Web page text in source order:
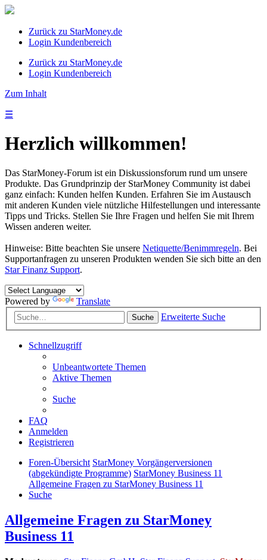
Zurück zu StarMoney.de
Login Kundenbereich
Zurück zu StarMoney.de
Login Kundenbereich
Zum Inhalt
☰
Herzlich willkommen!
Das StarMoney-Forum ist ein Diskussionsforum rund um unsere
Produkte. Das Grundprinzip der StarMoney Community ist dabei
ganz einfach: Kunden helfen Kunden. Erfahren Sie im Austausch
mit anderen Kunden viele nützliche Hilfestellungen und interessante
Tipps und Tricks. Stellen Sie Ihre Fragen und helfen Sie mit Ihrem
Wissen anderen weiter.
Hinweise: Bitte beachten Sie unsere Netiquette/Benimmregeln. Bei
Supportanfragen zu unseren Produkten wenden Sie sich bitte an den
Star Finanz Support.
Powered by Translate
Suche Erweiterte Suche
Schnellzugriff
Unbeantwortete Themen
Aktive Themen
Suche
FAQ
Anmelden
Registrieren
Foren-Übersicht StarMoney Vorgängerversionen
(abgekündigte Programme) StarMoney Business 11
Allgemeine Fragen zu StarMoney Business 11
Suche
Allgemeine Fragen zu StarMoney
Business 11